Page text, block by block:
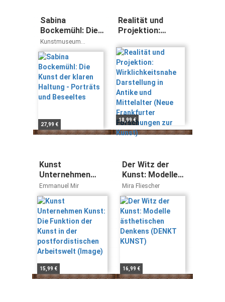
Sabina
Bockemühl: Die
Kunst der klaren
Haltung -
Porträts und
Beseeltes
Kunstmuseum
Solingen Rolf
Jessewitsch
27,99 €
Realität und
Projektion:
Darstellung in
Antike und
Mittelalter (Neue
Frankfurter
Forschungen zur
Kunst)
18,99 €
Kunst
Unternehmen
Kunst: Die
Funktion der
Kunst in der
postfordistischen
Arbeitswelt
(Image)
Emmanuel Mir
15,99 €
Der Witz der
Kunst: Modelle
ästhetischen
Denkens (DENKT
KUNST)
Mira Fliescher
16,99 €